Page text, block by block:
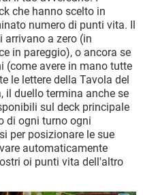
che hanno scelto in
numero di punti vita. Il
arrivano a zero (in
in pareggio), o ancora se
(come avere in mano tutte
le lettere della Tavola del
il duello termina anche se
sul deck principale
di ogni turno ogni
per posizionare le sue
automaticamente
oi punti vita dell'altro